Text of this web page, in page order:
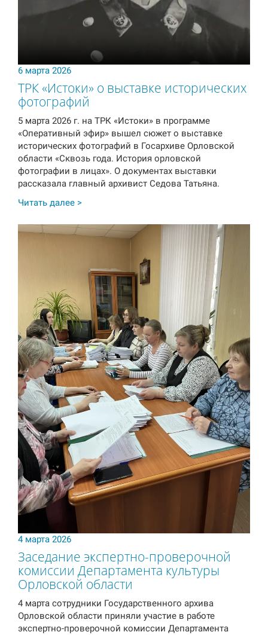
6 марта 2026
ТРК «Истоки» о выставке исторических
фотографий
5 марта 2026 г. на ТРК «Истоки» в программе
«Оперативный эфир» вышел сюжет о выставке
исторических фотографий в Госархиве Орловской
области «Сквозь года. История орловской
фотографии в лицах». О документах выставки
рассказала главный архивист Седова Татьяна.
Читать далее >
4 марта 2026
Заседание экспертно-проверочной
комиссии Департамента культуры
Орловской области
4 марта сотрудники Государственного архива
Орловской области приняли участие в работе
экспертно-проверочной комиссии Департамента